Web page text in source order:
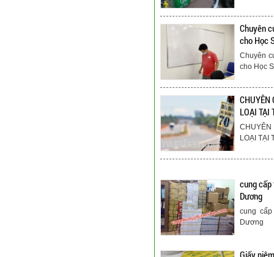
Chuyên
cho Học
Chuyên
cho Học
CHUYÊN
LOẠI TẠI
LOẠI TẠI
cung cấp
Dương
cung
Dương
Giấy